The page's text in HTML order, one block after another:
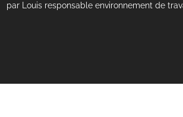
par Louis responsable environnement de